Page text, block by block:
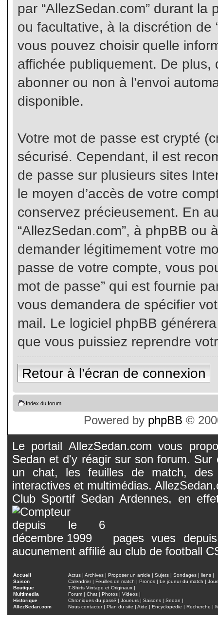
par “AllezSedan.com” durant la
ou facultative, à la discrétion de
vous pouvez choisir quelle
affichée publiquement. De plus,
abonner ou non à l’envoi
disponible.
Votre mot de passe est crypté
sécurisé. Cependant, il est
de passe sur plusieurs sites
le moyen d’accès de votre
conservez précieusement. En
“AllezSedan.com”, à phpBB ou
demander légitimement votre
passe de votre compte, vous
mot de passe” qui est fournie
vous demandera de spécifier
mail. Le logiciel phpBB
que vous puissiez reprendre
Retour à l’écran de connexion
Index du forum
Powered by phpBB ©
Le portail AllezSedan.com vous
Sedan et d'y réagir sur son forum.
un chat, les feuilles de match, des
interactives et multimédias.
Club Sportif Sedan Ardennes, en
pages vues
aucunement affilié au club de football
Accueil Actus | Archives | Proposer un article | Sujets | Sondages | liens |
Saison
Calendrier| Feuilles de match | Pronos | Le joueur du match |
Boutique
T-Shirts Vintage et Originaux |
Multimedia
Forum | Chat | Photos | Videos |
Historique
Chroniques du passé | Joueurs | Saisons | Sedan |
AllezSedan.com
Nous contacter| Plan du site | Aide | Encyclopedie | Recherche |